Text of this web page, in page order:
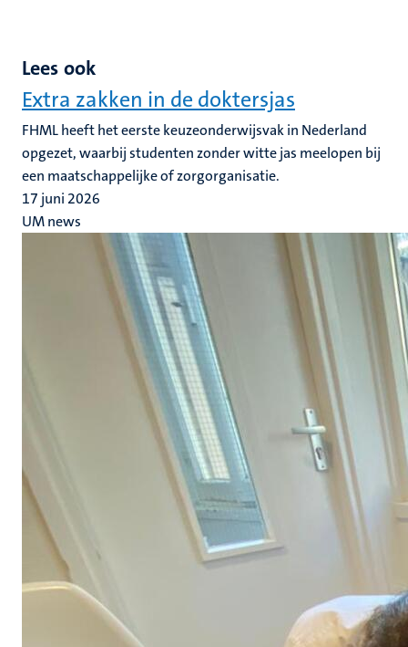
Lees ook
Extra zakken in de doktersjas
FHML heeft het eerste keuzeonderwijsvak in Nederland
opgezet, waarbij studenten zonder witte jas meelopen bij
een maatschappelijke of zorgorganisatie.
17 juni 2026
UM news